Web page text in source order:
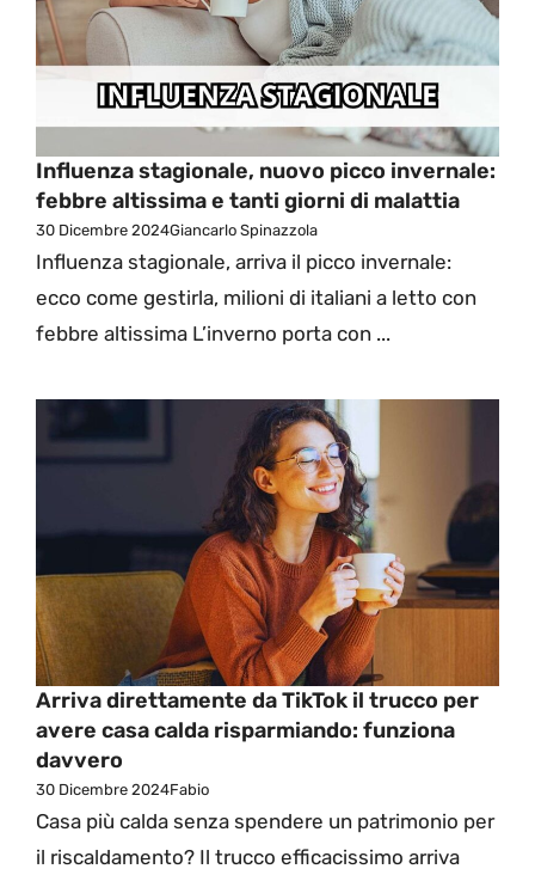
Influenza stagionale, nuovo picco invernale:
febbre altissima e tanti giorni di malattia
30 Dicembre 2024Giancarlo Spinazzola
Influenza stagionale, arriva il picco invernale:
ecco come gestirla, milioni di italiani a letto con
febbre altissima L’inverno porta con ...
Arriva direttamente da TikTok il trucco per
avere casa calda risparmiando: funziona
davvero
30 Dicembre 2024Fabio
Casa più calda senza spendere un patrimonio per
il riscaldamento? Il trucco efficacissimo arriva